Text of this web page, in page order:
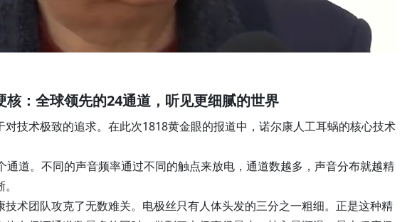
核：全球领先的24通道，听见更细腻的世界
技术极致的追求。在此次1818黄金眼的报道中，诺尔康人工耳蜗的核心技术
道。不同的声音频率通过不同的触点来放电，通道数越多，声音分布就越精
技术团队攻克了无数难关。电极丝只有人体头发的三分之一粗细。正是这种精